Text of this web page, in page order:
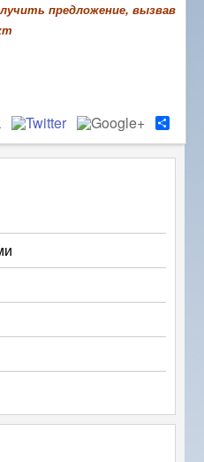
предложение, вызвав
S
h
a
r